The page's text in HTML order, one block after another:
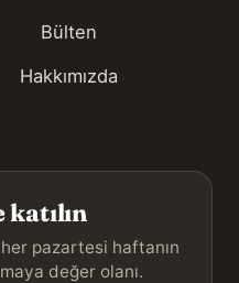
Bülten
Hakkımızda
pazartesi haftanın
değer olanı.